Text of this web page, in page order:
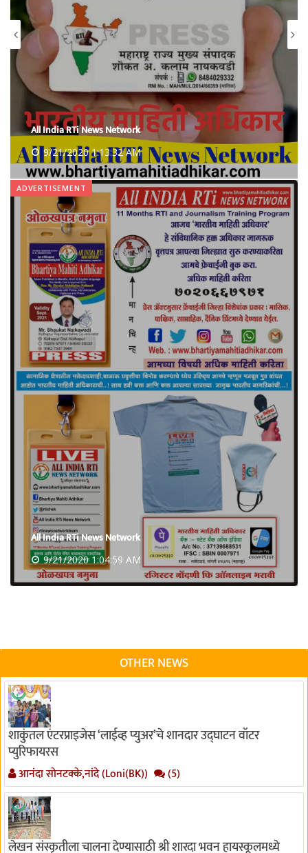
All India RTi News Network
9/21/2020 1:13:32 AM
ADVERTISEMENT
All India RTi News Network
9/21/2020 1:04:59 AM
OTHER NEWS
शाकुंतल एंटरप्राइजेस ‘लाईव्ह प्युअर’चे शानदार उद्घाटन वॉटर
प्युरिफायरस
आनंदा सोनटक्के,नांदे (Loni(BK)) (5)
लेखन संस्कृतीला चालना देण्यासाठी श्री शारदा भवन हायस्कूलमध्ये